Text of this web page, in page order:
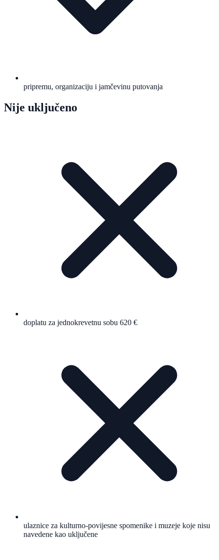
pripremu, organizaciju i jamčevinu putovanja
Nije uključeno
doplatu za jednokrevetnu sobu 620 €
ulaznice za kulturno-povijesne spomenike i muzeje koje nisu
navedene kao uključene